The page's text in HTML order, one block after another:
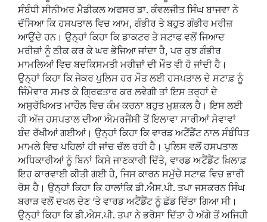
ਸੰਬੰਧੀ ਸੀਨੀਅਰ ਮੈਡੀਕਲ ਅਫਸਰ ਡਾ. ਕੰਵਲਜੀਤ ਸਿੰਘ ਬਾਜਵਾ ਨੇ
ਦੱਸਿਆ ਕਿ ਹਸਪਤਾਲ ਵਿਚ ਆਮ, ਗੰਭੀਰ ਤੇ ਬਹੁਤ ਗੰਭੀਰ ਮਰੀਜ਼
ਆਉਂਦੇ ਹਨ। ਉਨ੍ਹਾਂ ਕਿਹਾ ਕਿ ਡਾਕਟਰ ਤੇ ਸਟਾਫ ਵਲੋਂ ਜਿਆਦ
ਮਰੀਜ਼ਾਂ ਨੂੰ ਠੀਕ ਕਰ ਕੇ ਘਰ ਭੇਜਿਆ ਜਾਂਦਾ ਹੈ, ਪਰ ਕੁਝ ਗੰਭੀਰ
ਮਾਮਲਿਆਂ ਵਿਚ ਬਦਕਿਸਮਤੀ ਮਰੀਜ਼ਾਂ ਦੀ ਮੌਤ ਵੀ ਹੋ ਜਾਂਦੀ ਹੈ।
ਉਨ੍ਹਾਂ ਕਿਹਾ ਕਿ ਜੇਕਰ ਪੁਲਿਸ ਹਰ ਮੌਤ ਲਈ ਹਸਪਤਾਲ ਦੇ ਸਟਾਫ਼ ਨੂੰ
ਜਿੰਮੇਵਾਰ ਸਮਝ ਕੇ ਗ੍ਰਿਫਤਾਰ ਕਰ ਲਵੇਗੀ ਤਾਂ ਇਸ ਤਰ੍ਹਾਂ ਦੇ
ਅਸੁਰੱਖਿਅਤ ਮਾਹੌਲ ਵਿਚ ਕੰਮ ਕਰਨਾ ਬਹੁਤ ਮੁਸ਼ਕਲ ਹੈ। ਇਸ ਲਈ
ਹੀ ਅੱਜ ਹਸਪਤਾਲ ਦੀਆ ਐਮਰਜੈਂਸੀ ਤੋਂ ਇਲਾਵਾ ਸਾਰੀਆਂ ਸੇਵਾਵਾਂ
ਬੰਦ ਰੱਖੀਆਂ ਗਈਆਂ। ਉਨ੍ਹਾਂ ਕਿਹਾ ਕਿ ਵਾਰਡ ਅਟੈਂਡੈਂਟ ਨਾਲ ਸੰਬੰਧਿਤ
ਮਾਮਲੇ ਵਿਚ ਪਹਿਲਾਂ ਹੀ ਜਾਂਚ ਚੱਲ ਰਹੀ ਹੈ। ਪੁਲਿਸ ਵਲੋਂ ਹਸਪਤਾਲ
ਅਧਿਕਾਰੀਆਂ ਨੂੰ ਬਿਨਾਂ ਕਿਸੇ ਜਾਣਕਾਰੀ ਦਿੱਤੇ, ਵਾਰਡ ਅਟੈਂਡੈਂਟ ਖ਼ਿਲਾਫ਼
ਇਹ ਕਾਰਵਾਈ ਕੀਤੀ ਗਈ ਹੈ, ਜਿਸ ਕਾਰਨ ਸਮੁੱਚੇ ਸਟਾਫ਼ ਵਿਚ ਭਾਰੀ
ਰੋਸ ਹੈ। ਉਨ੍ਹਾਂ ਕਿਹਾ ਕਿ ਹਾਲਾਂਕਿ ਡੀ.ਐਸ.ਪੀ. ਤਪਾ ਜਸਕਰਨ ਸਿੰਘ
ਬਰਾੜ ਵਲੋਂ ਦਖਲ ਦੇਣ ‘ਤੇ ਵਾਰਡ ਅਟੈਂਡੈਂਟ ਨੂੰ ਛੱਡ ਦਿੱਤਾ ਗਿਆ ਸੀ।
ਉਨ੍ਹਾਂ ਕਿਹਾ ਕਿ ਡੀ.ਐਸ.ਪੀ. ਤਪਾ ਨੇ ਭਰੋਸਾ ਦਿੱਤਾ ਹੈ ਅੱਗੇ ਤੋਂ ਅਜਿਹੀ